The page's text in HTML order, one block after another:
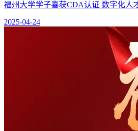
福州大学学子喜获CDA认证 数字化人
2025-04-24